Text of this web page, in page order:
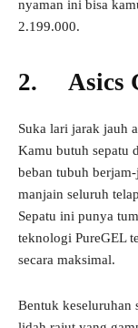
nyaman ini bisa
2.199.000.
2. Asics
Suka lari jarak jauh
Kamu butuh sepatu
beban tubuh
manjain seluruh
Sepatu ini punya
teknologi PureGEL
secara maksimal.
Bentuk keseluruhan